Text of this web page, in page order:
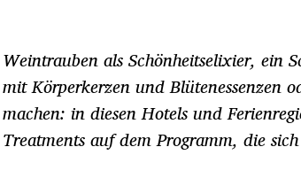
a
g
s
d
a
Weintrauben als Schönheitselixier, ein
mit Körperkerzen und Blütenessenzen
machen: in diesen Hotels und
Treatments auf dem Programm, die